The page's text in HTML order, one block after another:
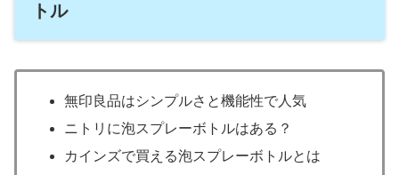
トル
無印良品はシンプルさと機能性で人気
ニトリに泡スプレーボトルはある？
カインズで買える泡スプレーボトルとは